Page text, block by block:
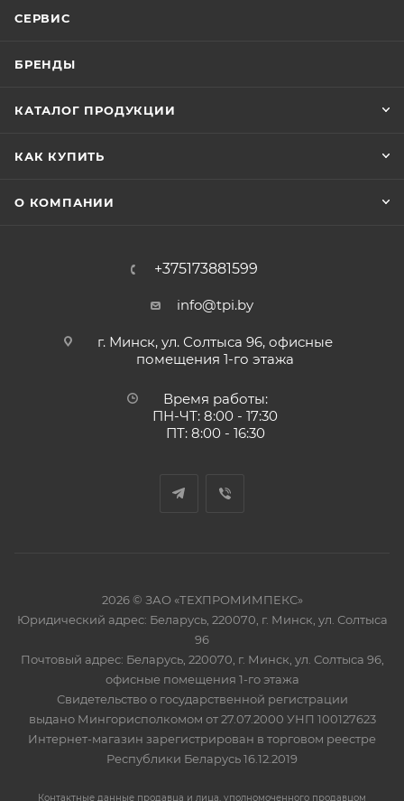
СЕРВИС
БРЕНДЫ
КАТАЛОГ ПРОДУКЦИИ
КАК КУПИТЬ
О КОМПАНИИ
+375173881599
info@tpi.by
г. Минск, ул. Солтыса 96, офисные
помещения 1-го этажа
Время работы:
ПН-ЧТ: 8:00 - 17:30
ПТ: 8:00 - 16:30
2026 © ЗАО «ТЕХПРОМИМПЕКС»
Юридический адрес: Беларусь, 220070, г. Минск, ул. Солтыса
96
Почтовый адрес: Беларусь, 220070, г. Минск, ул. Солтыса 96,
офисные помещения 1-го этажа
Свидетельство о государственной регистрации
выдано Мингорисполкомом от 27.07.2000 УНП 100127623
Интернет-магазин зарегистрирован в торговом реестре
Республики Беларусь 16.12.2019
Контактные данные продавца и лица, уполномоченного продавцом